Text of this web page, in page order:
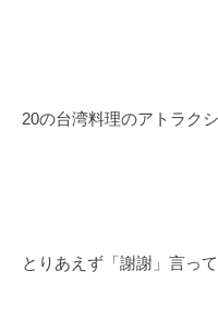
20の台湾料理のアトラク
とりあえず「謝謝」言っ